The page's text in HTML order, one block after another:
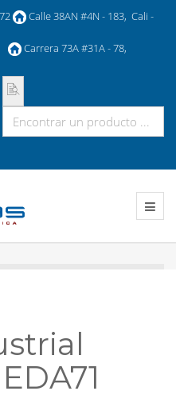
Calle 38AN #4N - 183, Cali -
Carrera 73A #31A - 78,